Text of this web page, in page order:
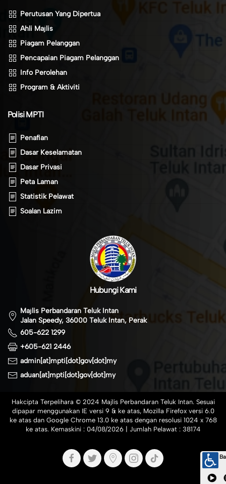
Perutusan Yang Dipertua
Ahli Majlis
Piagam Pelanggan
Pencapaian Piagam Pelanggan
Info Perolehan
Program & Aktiviti
Polisi MPTI
Penafian
Dasar Keselamatan
Dasar Privasi
Peta Laman
Statistik Pelawat
Soalan Lazim
Hubungi Kami
Majlis Perbandaran Teluk Intan
Jalan Speedy, 36000 Teluk Intan, Perak
605-622 1299
+605-621 2446
admin[at]mpti[dot]gov[dot]my
aduan[at]mpti[dot]gov[dot]my
Hakcipta Terpelihara © 2024 Majlis Perbandaran Teluk Intan. Sesuai
dipapar menggunakan IE versi 9 & ke atas, Mozilla Firefox versi 6.0
ke atas dan Google Chrome 13.0 ke atas dengan resolusi 1024 x 768
ke atas. Kemaskini : 04/08/2026 | Jumlah Pelawat : 38174